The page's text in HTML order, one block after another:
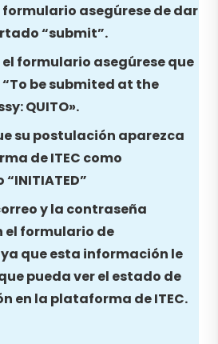
asegúrese de dar
“submit”.
formulario asegúrese que
be submited at the
QUITO».
su postulación aparezca
de ITEC como
“INITIATED”
y la contraseña
el formulario de
que esta información le
pueda ver el estado de
en la plataforma de ITEC.